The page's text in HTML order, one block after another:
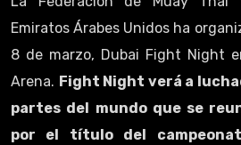
Emiratos Árabes Unidos ha
8 de marzo, Dubai Fight Night
Arena. Fight Night verá a
partes del mundo que se
por el título del